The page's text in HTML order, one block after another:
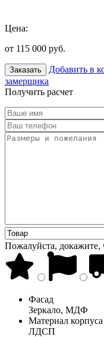
Цена:
от 115 000 руб.
Заказать Добавить в
замерщика
Получить расчет
Пожалуйста, докажите,
Фасад
Зеркало, МДФ
Материал корпуса
ЛДСП